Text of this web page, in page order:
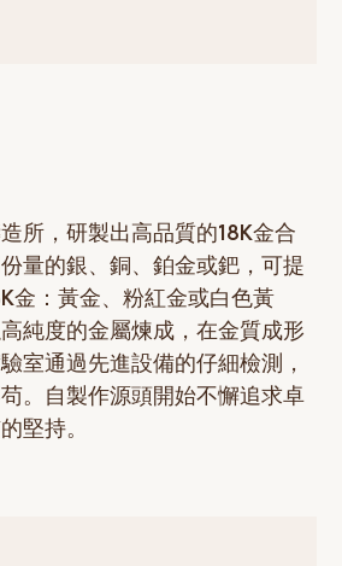
所，研製出高品質的18K金合
量的銀、銅、鉑金或鈀，可提
金：黃金、粉紅金或白色黃
純度的金屬煉成，在金質成形
室通過先進設備的仔細檢測，
。自製作源頭開始不懈追求卓
堅持。